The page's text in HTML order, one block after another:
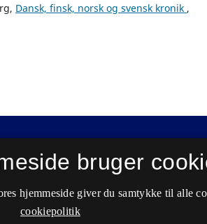
Dansk, finsk, norsk og svensk kronik ,
bruger
hjemmeside giver du samtykke til alle
cookiepolitik